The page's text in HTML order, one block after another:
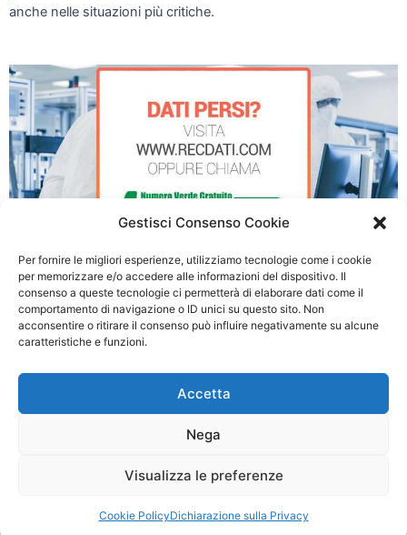
Gestisci Consenso Cookie
Per fornire le migliori esperienze, utilizziamo tecnologie come i cookie
per memorizzare e/o accedere alle informazioni del dispositivo. Il
consenso a queste tecnologie ci permetterà di elaborare dati come il
comportamento di navigazione o ID unici su questo sito. Non
acconsentire o ritirare il consenso può influire negativamente su alcune
caratteristiche e funzioni.
Accetta
Nega
Visualizza le preferenze
Cookie PolicyDichiarazione sulla Privacy
anche nelle situazioni più critiche.
Recupero Dati RAID a San Benedetto del Tronto
© 2026 Recupero Dati RAID - P.IVA: 03054500990
Privacy policy|Cookie Policy
cui marchi, nomi aziendali o abbreviazioni, nomi di prodotti o loghi compaiono su
fornite sono ritenute accurate ma non garantite.